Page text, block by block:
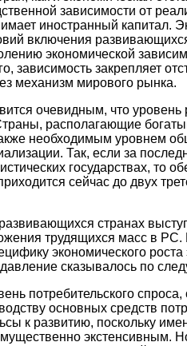
зависимости от
иностранный капитал.
включения
экономической
зависимость закрепляет
механизм мирового рынка.
очевидным, что
располагающие
необходимым уровнем
Так, если за
государствах, то
сейчас до двух
странах
трудящихся масс в
экономического
давление сказывалось по
потребительского
основных средств
к развитию, поскольку
экстенсивным.